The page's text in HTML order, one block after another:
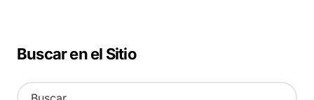
Buscar en el Sitio
B